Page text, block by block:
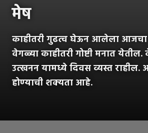
मेष
काहीतरी गुढत्व घेऊन आलेला
वेगळ्या काहीतरी गोष्टी मनात
उत्खनन यामध्ये दिवस व्यस्त
होण्याची शक्यता आहे.